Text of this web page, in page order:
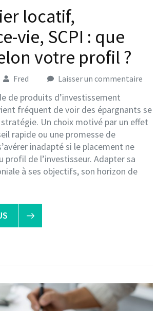
locatif,
vie, SCPI : que
votre profil ?
Fred Laisser un commentaire
de produits d’investissement
fréquent de voir des épargnants se
Un choix motivé par un effet
rapide ou une promesse de
inadapté si le placement ne
profil de l’investisseur. Adapter sa
à ses objectifs, son horizon de